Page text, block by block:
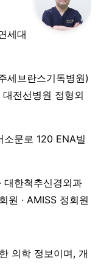
세대
세브란스기독병원)
전선병원 정형외
소문로 120 ENA빌
대한척추신경외과
원 · AMISS 정회원
의학 정보이며, 개